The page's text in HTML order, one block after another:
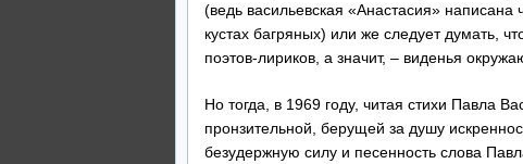
(ведь васильевская «Анастасия»
кустах багряных) или же следует думать,
поэтов-лириков, а значит, – виденья
Но тогда, в 1969 году, читая стихи Павла
пронзительной, берущей за душу
безудержную силу и песенность слова